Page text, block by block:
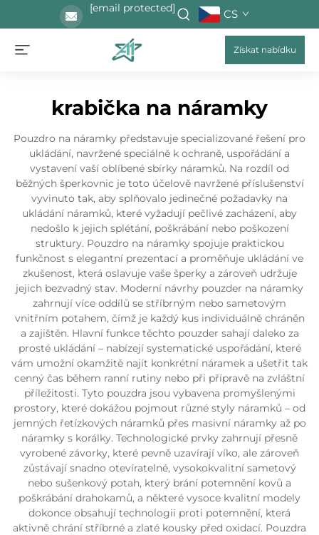
[email protected] CS
Získat nabídku
krabička na náramky
Pouzdro na náramky představuje specializované řešení pro
ukládání, navržené speciálně k ochraně, uspořádání a
vystavení vaší oblíbené sbírky náramků. Na rozdíl od
běžných šperkovnic je toto účelově navržené příslušenství
vyvinuto tak, aby splňovalo jedinečné požadavky na
ukládání náramků, které vyžadují pečlivé zacházení, aby
nedošlo k jejich splétání, poškrábání nebo poškození
struktury. Pouzdro na náramky spojuje praktickou
funkčnost s elegantní prezentací a proměňuje ukládání ve
zkušenost, která oslavuje vaše šperky a zároveň udržuje
jejich bezvadný stav. Moderní návrhy pouzder na náramky
zahrnují více oddílů se stříbrným nebo sametovým
vnitřním potahem, čímž je každý kus individuálně chráněn
a zajištěn. Hlavní funkce těchto pouzder sahají daleko za
prosté ukládání – nabízejí systematické uspořádání, které
vám umožní okamžitě najít konkrétní náramek a ušetřit tak
cenný čas během ranní rutiny nebo při přípravě na zvláštní
příležitosti. Tyto pouzdra jsou vybavena promyšlenými
prostory, které dokážou pojmout různé styly náramků – od
jemných řetízkových náramků přes masivní náramky až po
náramky s korálky. Technologické prvky zahrnují přesně
vyrobené závorky, které pevně uzavírají víko, ale zároveň
zůstávají snadno otevíratelné, vysokokvalitní sametový
nebo sušenkový potah, který brání potemnění kovů a
poškrábání drahokamů, a některé vysoce kvalitní modely
dokonce obsahují technologii proti potemnění, která
aktivně chrání stříbrné a zlaté kousky před oxidací. Pouzdra